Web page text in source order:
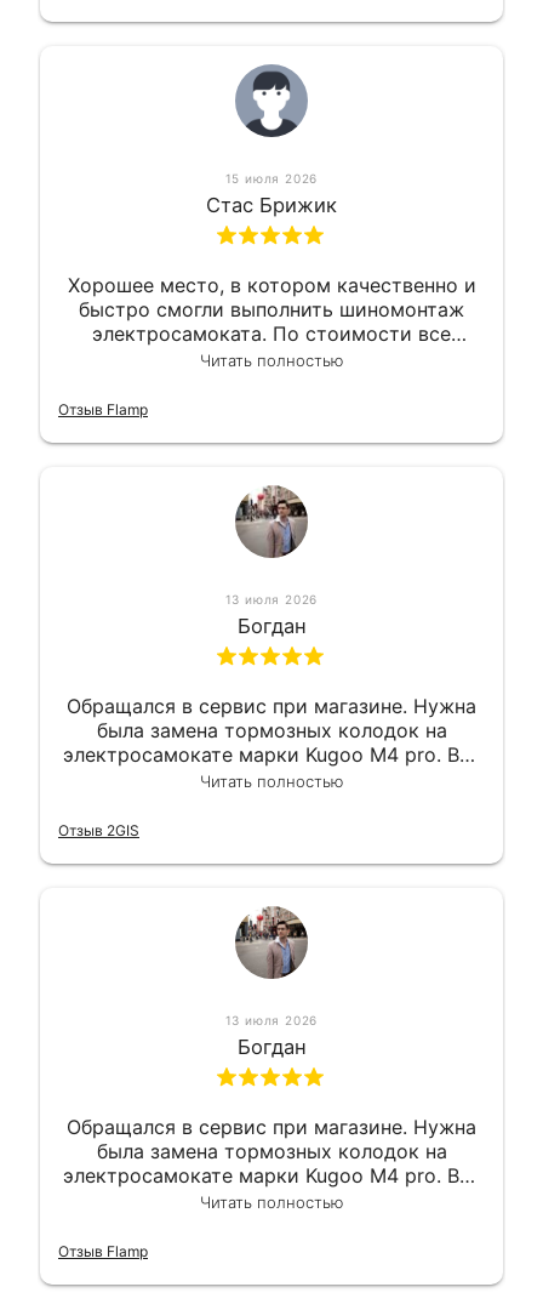
15 июля 2026
Стас Брижик
Хорошее место, в котором качественно и
быстро смогли выполнить шиномонтаж
электросамоката. По стоимости все
вышло вообще приемлемо хочу сказать.
Читать полностью
Отзыв Flamp
13 июля 2026
Богдан
Обращался в сервис при магазине. Нужна
была замена тормозных колодок на
электросамокате марки Kugoo M4 pro. Всё
сделали в лучшем виде и в максимально
гарантии, поэтому и обратился в этот
Читать полностью
Отзыв 2GIS
13 июля 2026
Богдан
Обращался в сервис при магазине. Нужна
была замена тормозных колодок на
электросамокате марки Kugoo M4 pro. Всё
сделали в лучшем виде и в максимально
гарантии, поэтому и обратился в этот
Читать полностью
Отзыв Flamp